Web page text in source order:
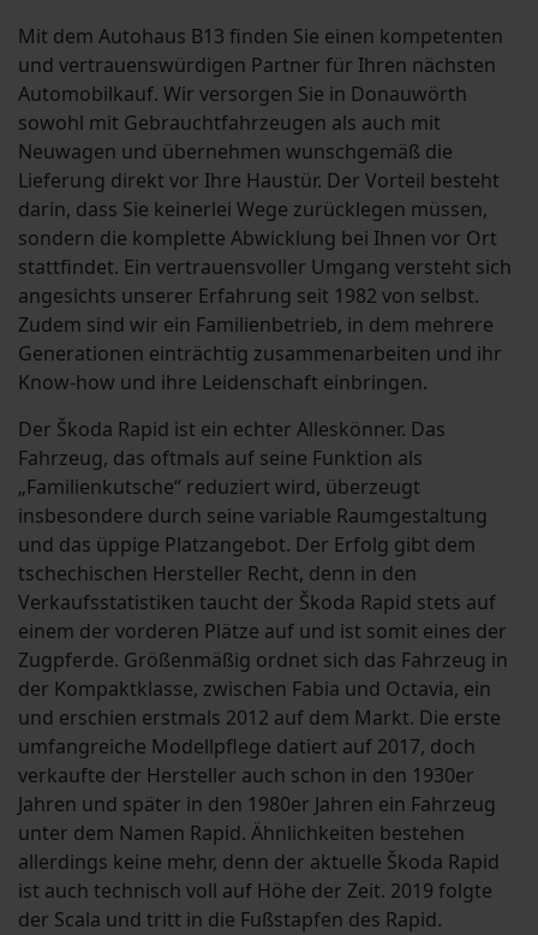
Mit dem Autohaus B13 finden Sie einen kompetenten
und vertrauenswürdigen Partner für Ihren nächsten
Automobilkauf. Wir versorgen Sie in Donauwörth
sowohl mit Gebrauchtfahrzeugen als auch mit
Neuwagen und übernehmen wunschgemäß die
Lieferung direkt vor Ihre Haustür. Der Vorteil besteht
darin, dass Sie keinerlei Wege zurücklegen müssen,
sondern die komplette Abwicklung bei Ihnen vor Ort
stattfindet. Ein vertrauensvoller Umgang versteht sich
angesichts unserer Erfahrung seit 1982 von selbst.
Zudem sind wir ein Familienbetrieb, in dem mehrere
Generationen einträchtig zusammenarbeiten und ihr
Know-how und ihre Leidenschaft einbringen.
Der Škoda Rapid ist ein echter Alleskönner. Das
Fahrzeug, das oftmals auf seine Funktion als
„Familienkutsche“ reduziert wird, überzeugt
insbesondere durch seine variable Raumgestaltung
und das üppige Platzangebot. Der Erfolg gibt dem
tschechischen Hersteller Recht, denn in den
Verkaufsstatistiken taucht der Škoda Rapid stets auf
einem der vorderen Plätze auf und ist somit eines der
Zugpferde. Größenmäßig ordnet sich das Fahrzeug in
der Kompaktklasse, zwischen Fabia und Octavia, ein
und erschien erstmals 2012 auf dem Markt. Die erste
umfangreiche Modellpflege datiert auf 2017, doch
verkaufte der Hersteller auch schon in den 1930er
Jahren und später in den 1980er Jahren ein Fahrzeug
unter dem Namen Rapid. Ähnlichkeiten bestehen
allerdings keine mehr, denn der aktuelle Škoda Rapid
ist auch technisch voll auf Höhe der Zeit. 2019 folgte
der Scala und tritt in die Fußstapfen des Rapid.